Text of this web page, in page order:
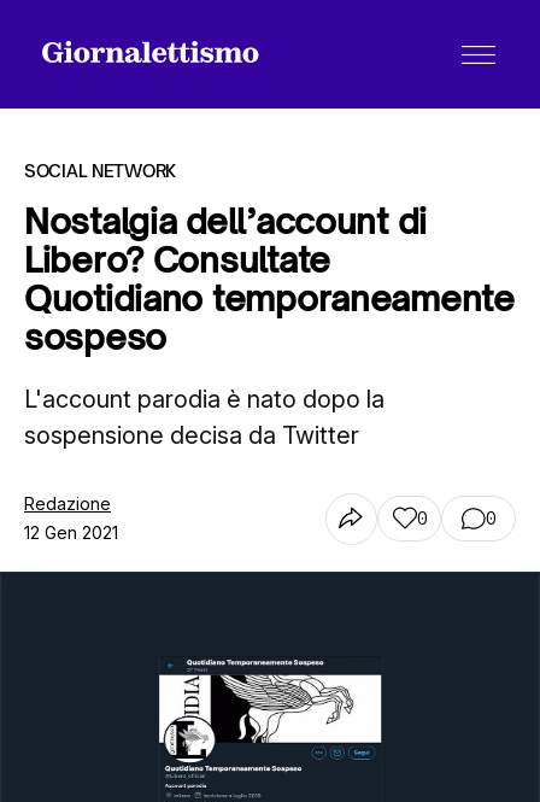
Tutti gli articoli
Chi siamo
Contatti
SOCIAL NETWORK
Nostalgia dell’account di
Libero? Consultate
Quotidiano temporaneamente
sospeso
L'account parodia è nato dopo la
sospensione decisa da Twitter
Redazione
12 Gen 2021
0 0